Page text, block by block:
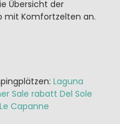
Übersicht der
mit Komfortzelten an.
Laguna
Sale rabatt Del Sole
Le Capanne